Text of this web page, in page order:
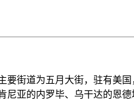
街道为五月大街，驻有美
尼亚的内罗毕、乌干达的恩